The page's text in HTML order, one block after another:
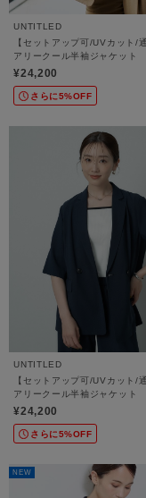
UNTITLED
【セットアップ可/UVカット/
アリークール半袖ジャケット
¥24,200
さらに5%OFF
UNTITLED
【セットアップ可/UVカット/
アリークール半袖ジャケット
¥24,200
さらに5%OFF
NEW